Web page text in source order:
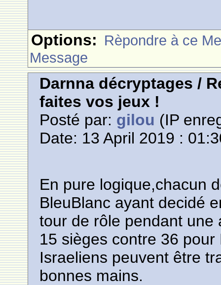
Options: Rèpondre à ce
Message
Darnna décryptages /
faites vos jeux !
Posté par: gilou (IP
Date: 13 April 2019 :
En pure logique,chacun
BleuBlanc ayant decidé
tour de rôle pendant une
15 sièges contre 36
Israeliens peuvent être
bonnes mains.